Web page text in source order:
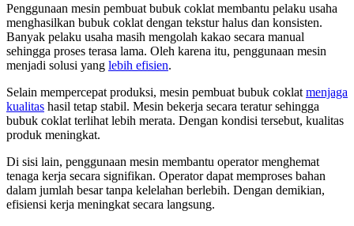
Penggunaan mesin pembuat bubuk coklat membantu pelaku usaha
menghasilkan bubuk coklat dengan tekstur halus dan konsisten.
Banyak pelaku usaha masih mengolah kakao secara manual
sehingga proses terasa lama. Oleh karena itu, penggunaan mesin
menjadi solusi yang lebih efisien.
Selain mempercepat produksi, mesin pembuat bubuk coklat menjaga
kualitas hasil tetap stabil. Mesin bekerja secara teratur sehingga
bubuk coklat terlihat lebih merata. Dengan kondisi tersebut, kualitas
produk meningkat.
Di sisi lain, penggunaan mesin membantu operator menghemat
tenaga kerja secara signifikan. Operator dapat memproses bahan
dalam jumlah besar tanpa kelelahan berlebih. Dengan demikian,
efisiensi kerja meningkat secara langsung.